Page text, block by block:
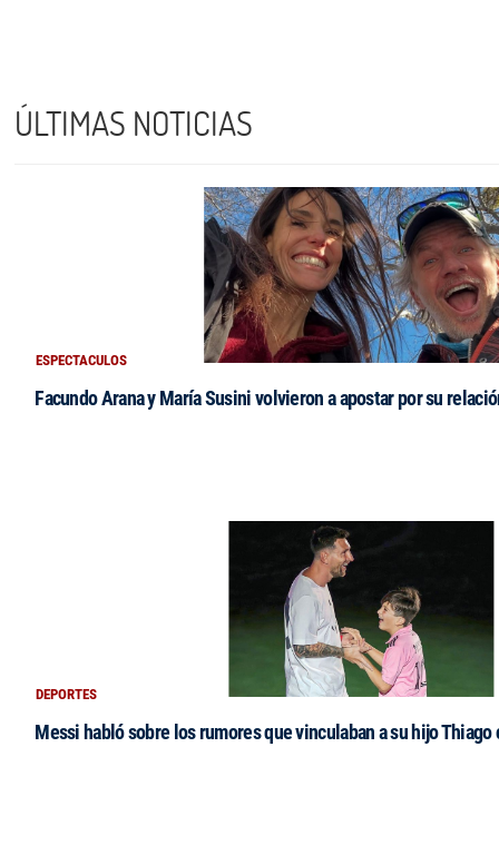
ÚLTIMAS NOTICIAS
ESPECTACULOS
Facundo Arana y María Susini volvieron a apostar por su
DEPORTES
Messi habló sobre los rumores que vinculaban a su hijo Thiago